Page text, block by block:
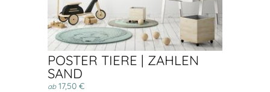
POSTER TIERE | ZAHLEN
SAND
ab17,50 €